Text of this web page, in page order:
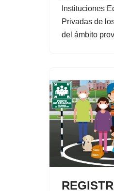
Instituciones
Privadas de
del ámbito